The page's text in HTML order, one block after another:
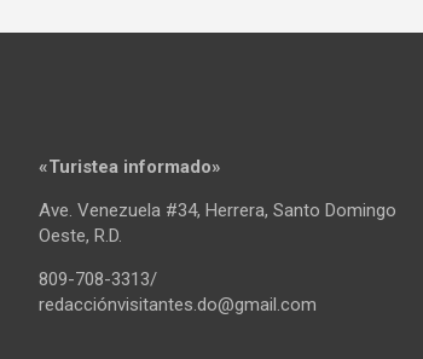
«Turistea informado»
Ave. Venezuela #34, Herrera, Santo Domingo
Oeste, R.D.
809-708-3313/
redacciónvisitantes.do@gmail.com